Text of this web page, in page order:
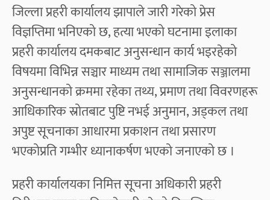
जिल्ला प्रहरी कार्यालय झापाले जारी गरेको प्रेस
विज्ञप्तिमा भनिएको छ, हत्या भएको घटनामा इलाका
प्रहरी कार्यालय दमकबाट अनुसन्धान कार्य भइरहेको
विषयमा विभिन्न सञ्चार माध्यम तथा सामाजिक सञ्जालमा
अनुसन्धानको क्रममा रहेका तथ्य, प्रमाण तथा विवरणहरू
आधिकारिक स्रोतबाट पुष्टि नभई अनुमान, अड्कल तथा
अपुष्ट सूचनाका आधारमा प्रकाशन तथा प्रसारण
भएकोप्रति गम्भीर ध्यानाकर्षण भएको जनाएको छ ।
प्रहरी कार्यालयका निमित्त सूचना अधिकारी प्रहरी